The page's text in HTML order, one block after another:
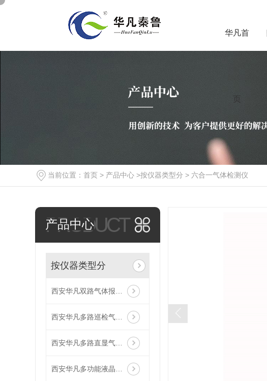
华凡首
页
当前位置： 首页 > 产品中心 >按仪器类型分 > 六合一气体检测仪
PRODUCT
产品中心
按仪器类型分
西安华凡双路气体报警控制器主机
西安华凡多路巡检气体报警控制器主机
西安华凡多路直显气体报警控制器主机
西安华凡多功能液晶气体报警控制器主机